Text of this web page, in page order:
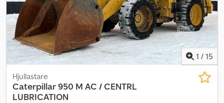
1 / 15
Hjullastare
Caterpillar950 M AC / CENTRL
LUBRICATION